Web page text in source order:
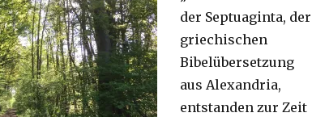
der Septuaginta, der
griechischen
Bibelübersetzung
aus Alexandria,
entstanden zur Zeit